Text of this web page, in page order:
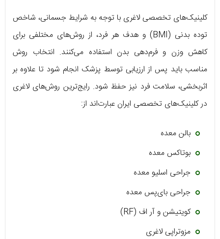
کلینیک‌های تخصصی لاغری با توجه به شرایط جسمانی، شاخص
توده بدنی (BMI) و هدف هر فرد، از روش‌های مختلفی برای
کاهش وزن و فرم‌دهی بدن استفاده می‌کنند. انتخاب روش
مناسب باید پس از ارزیابی توسط پزشک انجام شود تا علاوه بر
اثربخشی، سلامت فرد نیز حفظ شود. رایج‌ترین روش‌های لاغری
در کلینیک‌های تخصصی ایران عبارت‌اند از:
بالن معده
بوتاکس معده
جراحی اسلیو معده
جراحی بای‌پس معده
کویتیشن و آر اف (RF)
مزوتراپی لاغری